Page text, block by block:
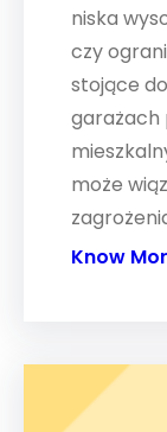
niska
czy
stojące
garażach
może
Know